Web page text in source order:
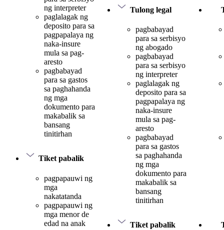
ng interpreter
paglalagak ng
deposito para sa
pagpapalaya ng
naka-insure
mula sa pag-
aresto
pagbabayad
para sa gastos
sa paghahanda
ng mga
dokumento para
makabalik sa
bansang
tinitirhan
Tiket pabalik
pagpapauwi ng
mga
nakatatanda
pagpapauwi ng
mga menor de
edad na anak
Tulong legal
pagbabayad
para sa serbisyo
ng abogado
pagbabayad
para sa serbisyo
ng interpreter
paglalagak ng
deposito para sa
pagpapalaya ng
naka-insure
mula sa pag-
aresto
pagbabayad
para sa gastos
sa paghahanda
ng mga
dokumento para
makabalik sa
bansang
tinitirhan
Tiket pabalik